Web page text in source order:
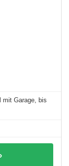
mit Garage, bis